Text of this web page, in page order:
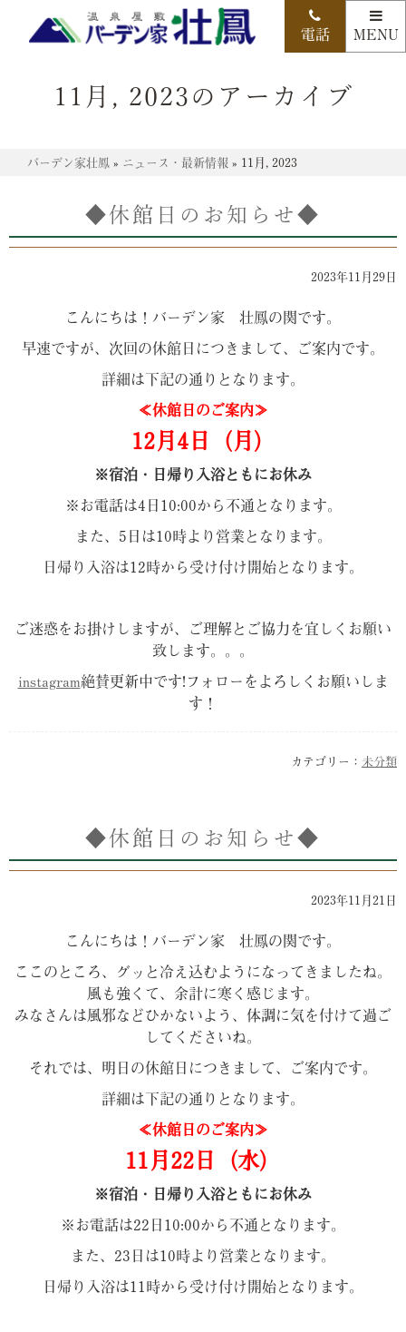
11月, 2023のアーカイブ
バーデン家壮鳳 » ニュース・最新情報 » 11月, 2023
◆休館日のお知らせ◆
2023年11月29日
こんにちは！バーデン家 壮鳳の関です。
早速ですが、次回の休館日につきまして、ご案内です。
詳細は下記の通りとなります。
≪休館日のご案内≫
12月4日（月）
※宿泊・日帰り入浴ともにお休み
※お電話は4日10:00から不通となります。
また、5日は10時より営業となります。
日帰り入浴は12時から受け付け開始となります。
ご迷惑をお掛けしますが、ご理解とご協力を宜しくお願い
致します。。。
instagram絶賛更新中です!フォローをよろしくお願いしま
す！
カテゴリー： 未分類
◆休館日のお知らせ◆
2023年11月21日
こんにちは！バーデン家 壮鳳の関です。
ここのところ、グッと冷え込むようになってきましたね。
風も強くて、余計に寒く感じます。
みなさんは風邪などひかないよう、体調に気を付けて過ご
してくださいね。
それでは、明日の休館日につきまして、ご案内です。
詳細は下記の通りとなります。
≪休館日のご案内≫
11月22日（水）
※宿泊・日帰り入浴ともにお休み
※お電話は22日10:00から不通となります。
また、23日は10時より営業となります。
日帰り入浴は11時から受け付け開始となります。